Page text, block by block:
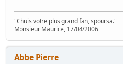
"Chuis votre plus grand fan, spoursa."
Monsieur Maurice, 17/04/2006
Abbe Pierre